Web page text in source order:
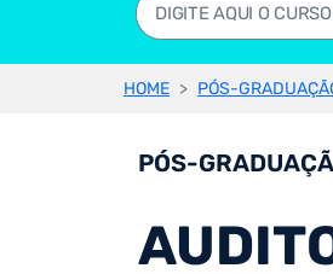
HOME PÓS-
PÓS-